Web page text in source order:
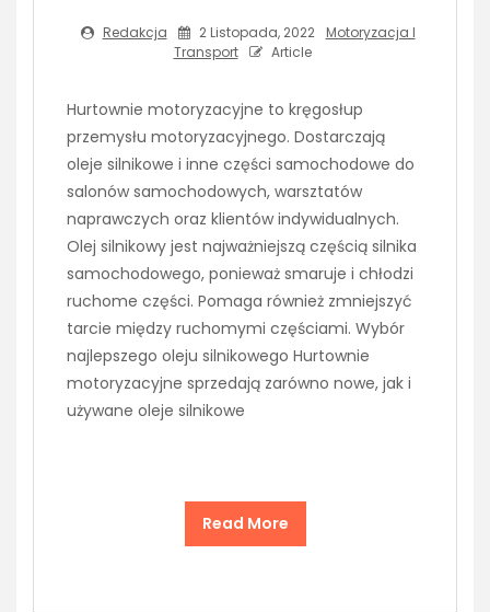
Redakcja 2 Listopada, 2022
Motoryzacja I
Transport
Article
Hurtownie motoryzacyjne to kręgosłup
przemysłu motoryzacyjnego. Dostarczają
oleje silnikowe i inne części samochodowe do
salonów samochodowych, warsztatów
naprawczych oraz klientów indywidualnych.
Olej silnikowy jest najważniejszą częścią silnika
samochodowego, ponieważ smaruje i chłodzi
ruchome części. Pomaga również zmniejszyć
tarcie między ruchomymi częściami. Wybór
najlepszego oleju silnikowego Hurtownie
motoryzacyjne sprzedają zarówno nowe, jak i
używane oleje silnikowe
Read More